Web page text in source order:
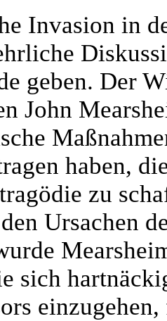
Invasion in
geben. Der
John
haben,
zu
Ursachen
sich